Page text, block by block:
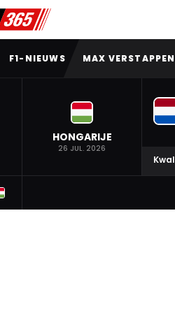
MENU
F1-NIEUWS MAX VERSTAPPEN
HONGARIJE
26 JUL. 2026